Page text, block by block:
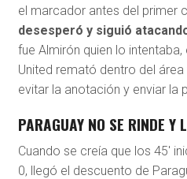
el marcador antes del primer
desesperó y siguió
fue Almirón quien lo
United remató dentro del
evitar la anotación y enviar la
PARAGUAY NO SE RINDE Y
Cuando se creía que los 45′
0, llegó el descuento de